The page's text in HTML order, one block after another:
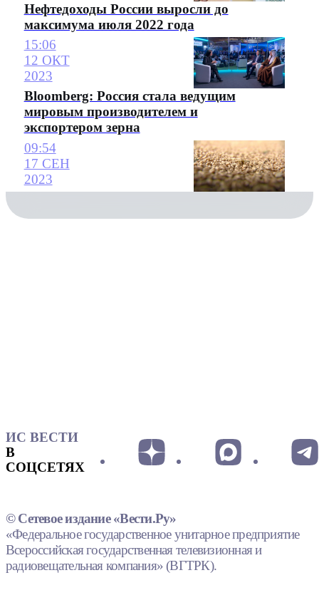
Нефтедоходы России выросли до
максимума июля 2022 года
15:06
12 ОКТ
2023
Bloomberg: Россия стала ведущим
мировым производителем и
экспортером зерна
09:54
17 СЕН
2023
ИС ВЕСТИ
В
СОЦСЕТЯХ
© Сетевое издание «Вести.Ру»
«Федеральное государственное унитарное предприятие
Всероссийская государственная телевизионная и
радиовещательная компания» (ВГТРК).